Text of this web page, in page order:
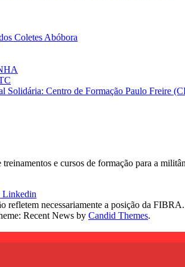
Coletes Abóbora
Solidária: Centro de Formação Paulo Freire
e cursos de formação para a
Linkedin
refletem necessariamente a posição da
Recent News by Candid Themes.